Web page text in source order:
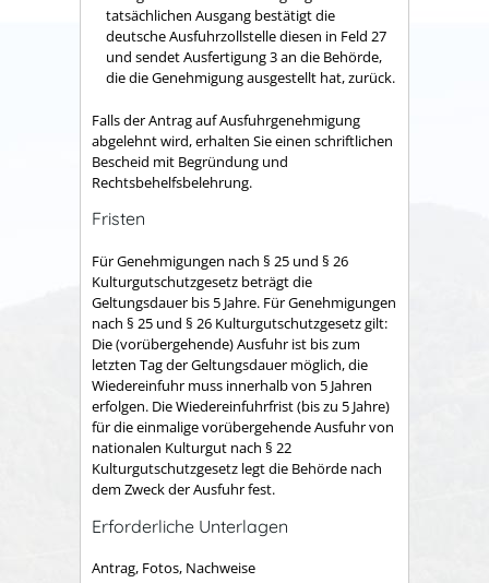
tatsächlichen Ausgang bestätigt die
deutsche Ausfuhrzollstelle diesen in Feld 27
und sendet Ausfertigung 3 an die Behörde,
die die Genehmigung ausgestellt hat, zurück.
Falls der Antrag auf Ausfuhrgenehmigung
abgelehnt wird, erhalten Sie einen schriftlichen
Bescheid mit Begründung und
Rechtsbehelfsbelehrung.
Fristen
FürGenehmigungen nach § 25 und § 26
Kulturgutschutzgesetz beträgt die
Geltungsdauer bis 5 Jahre. FürGenehmigungen
nach § 25 und § 26 Kulturgutschutzgesetz gilt:
Die (vorübergehende) Ausfuhr ist bis zum
letzten Tag der Geltungsdauer möglich, die
Wiedereinfuhr muss innerhalb von 5 Jahren
erfolgen. Die Wiedereinfuhrfrist (bis zu 5 Jahre)
für die einmalige vorübergehende Ausfuhr von
nationalen Kulturgut nach § 22
Kulturgutschutzgesetz legt die Behörde nach
dem Zweck der Ausfuhr fest.
Erforderliche Unterlagen
Antrag, Fotos, Nachweise